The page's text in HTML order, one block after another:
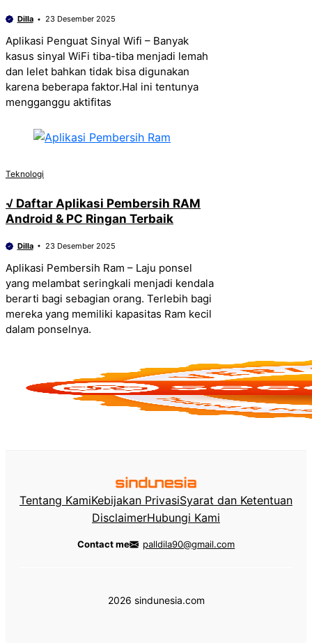
Dilla 23 Desember 2025
Aplikasi Penguat Sinyal Wifi – Banyak
kasus sinyal WiFi tiba-tiba menjadi lemah
dan lelet bahkan tidak bisa digunakan
karena beberapa faktor.Hal ini tentunya
mengganggu aktifitas
Teknologi
√ Daftar Aplikasi Pembersih RAM
Android & PC Ringan Terbaik
Dilla 23 Desember 2025
Aplikasi Pembersih Ram – Laju ponsel
yang melambat seringkali menjadi kendala
berarti bagi sebagian orang. Terlebih bagi
mereka yang memiliki kapasitas Ram kecil
dalam ponselnya.
Tentang KamiKebijakan PrivasiSyarat dan Ketentuan
DisclaimerHubungi Kami
Contact me palldila90@gmail.com
2026 sindunesia.com